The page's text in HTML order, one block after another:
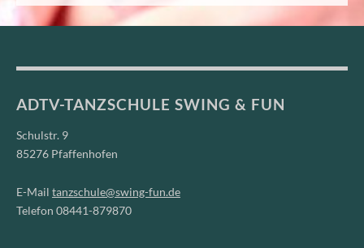
ADTV-TANZSCHULE SWING & FUN
Schulstr. 9
85276 Pfaffenhofen
E-Mail tanzschule@swing-fun.de
Telefon 08441-879870